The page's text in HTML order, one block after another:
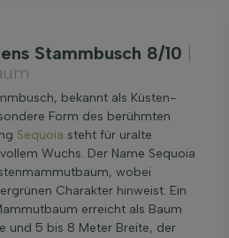
Stammbusch 8/10
bekannt als Küsten-
Form des berühmten
Sequoia steht für uralte
Wuchs. Der Name Sequoia
wobei
Charakter hinweist. Ein
erreicht als Baum
und 5 bis 8 Meter Breite, der